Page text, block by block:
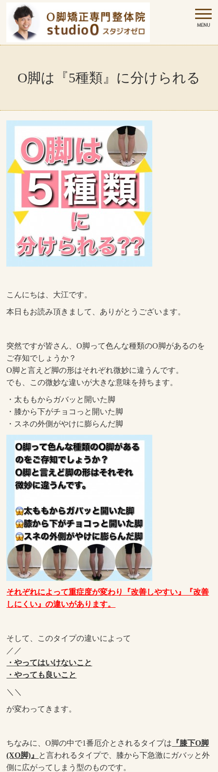
O脚は『5種類』に分けられる
こんにちは、大江です。
本日もお読み頂きまして、ありがとうございます。
突然ですが皆さん、O脚って色んな種類のO脚があるのを
ご存知でしょうか？
O脚と言えど脚の形はそれぞれ微妙に違うんです。
でも、この微妙な違いが大きな意味を持ちます。
・太ももからガバッと開いた脚
・膝から下がチョコっと開いた脚
・スネの外側がやけに膨らんだ脚
それぞれによって重症度が変わり『改善しやすい』『改善
しにくい』の違いがあります。
そして、このタイプの違いによって
／／
・やってはいけないこと
・やっても良いこと
＼＼
が変わってきます。
ちなみに、O脚の中で1番厄介とされるタイプは 『膝下O脚
(XO脚)』 と言われるタイプで、膝から下急激にガバッと外
側に広がってしまう型のものです。